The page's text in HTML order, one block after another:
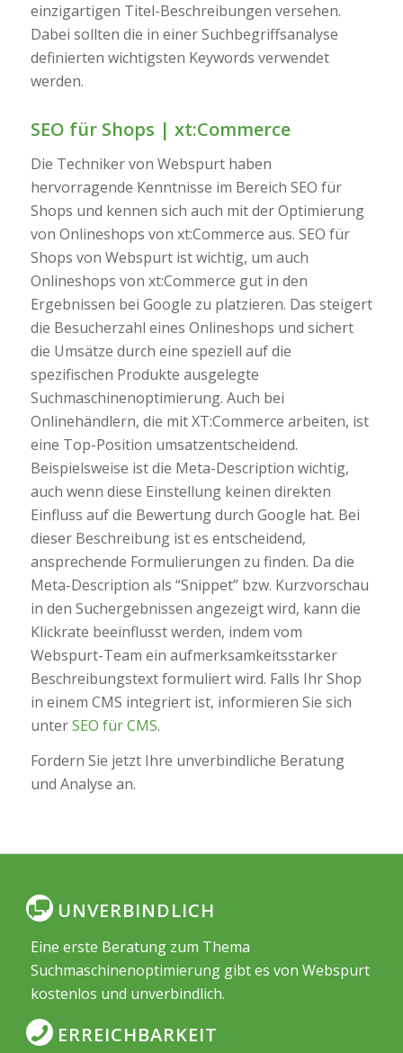
einzigartigen Titel-Beschreibungen versehen.
Dabei sollten die in einer Suchbegriffsanalyse
definierten wichtigsten Keywords verwendet
werden.
SEO für Shops | xt:Commerce
Die Techniker von Webspurt haben
hervorragende Kenntnisse im Bereich SEO für
Shops und kennen sich auch mit der Optimierung
von Onlineshops von xt:Commerce aus. SEO für
Shops von Webspurt ist wichtig, um auch
Onlineshops von xt:Commerce gut in den
Ergebnissen bei Google zu platzieren. Das steigert
die Besucherzahl eines Onlineshops und sichert
die Umsätze durch eine speziell auf die
spezifischen Produkte ausgelegte
Suchmaschinenoptimierung. Auch bei
Onlinehändlern, die mit XT:Commerce arbeiten, ist
eine Top-Position umsatzentscheidend.
Beispielsweise ist die Meta-Description wichtig,
auch wenn diese Einstellung keinen direkten
Einfluss auf die Bewertung durch Google hat. Bei
dieser Beschreibung ist es entscheidend,
ansprechende Formulierungen zu finden. Da die
Meta-Description als “Snippet” bzw. Kurzvorschau
in den Suchergebnissen angezeigt wird, kann die
Klickrate beeinflusst werden, indem vom
Webspurt-Team ein aufmerksamkeitsstarker
Beschreibungstext formuliert wird. Falls Ihr Shop
in einem CMS integriert ist, informieren Sie sich
unterSEO für CMS.
Fordern Sie jetzt Ihre unverbindliche Beratung
und Analyse an.
UNVERBINDLICH
Eine erste Beratung zum Thema
Suchmaschinenoptimierung gibt es von Webspurt
kostenlos und unverbindlich.
ERREICHBARKEIT